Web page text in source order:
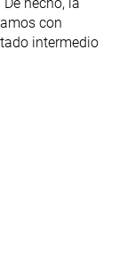
con
intermedio